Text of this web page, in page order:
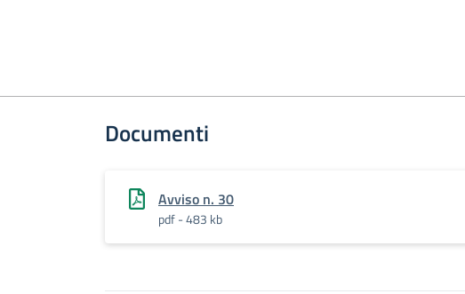
Documenti
Avviso n. 30
pdf - 483 kb